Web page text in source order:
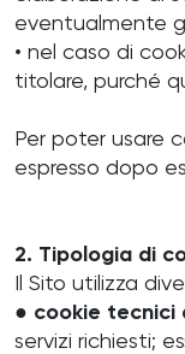
eventualmente
• nel caso di
titolare, purché
Per poter usare
espresso dopo
2. Tipologia di
Il Sito utilizza
● cookie tecnici
servizi richiesti;